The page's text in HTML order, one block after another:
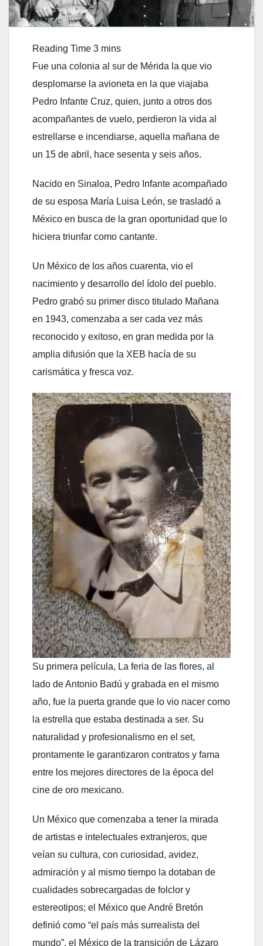
Fue una colonia al sur de Mérida la que vio
desplomarse la avioneta en la que viajaba
Pedro Infante Cruz, quien, junto a otros dos
acompañantes de vuelo, perdieron la vida al
estrellarse e incendiarse, aquella mañana de
un 15 de abril, hace sesenta y seis años.
Nacido en Sinaloa, Pedro Infante acompañado
de su esposa María Luisa León, se trasladó a
México en busca de la gran oportunidad que lo
hiciera triunfar como cantante.
Un México de los años cuarenta, vio el
nacimiento y desarrollo del ídolo del pueblo.
Pedro grabó su primer disco titulado Mañana
en 1943, comenzaba a ser cada vez más
reconocido y exitoso, en gran medida por la
amplia difusión que la XEB hacía de su
carismática y fresca voz.
Su primera película, La feria de las flores, al
lado de Antonio Badú y grabada en el mismo
año, fue la puerta grande que lo vio nacer como
la estrella que estaba destinada a ser. Su
naturalidad y profesionalismo en el set,
prontamente le garantizaron contratos y fama
entre los mejores directores de la época del
cine de oro mexicano.
Un México que comenzaba a tener la mirada
de artistas e intelectuales extranjeros, que
veían su cultura, con curiosidad, avidez,
admiración y al mismo tiempo la dotaban de
cualidades sobrecargadas de folclor y
estereotipos; el México que André Bretón
definió como “el país más surrealista del
mundo”, el México de la transición de Lázaro